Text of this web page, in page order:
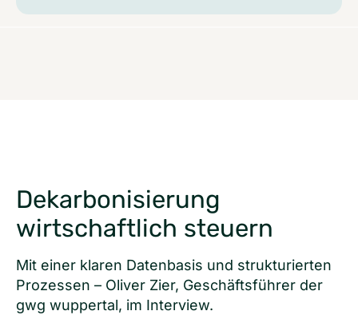
Dekarbonisierung
wirtschaftlich steuern
Mit einer klaren Datenbasis und strukturierten
Prozessen – Oliver Zier, Geschäftsführer der
gwg wuppertal, im Interview.